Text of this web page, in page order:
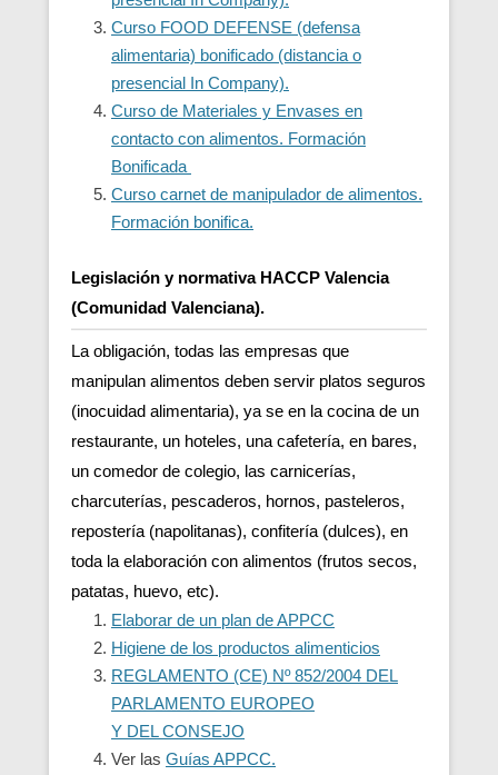
Curso FOOD DEFENSE (defensa
alimentaria) bonificado (distancia o
presencial In Company).
Curso de Materiales y Envases en
contacto con alimentos. Formación
Bonificada
Curso carnet de manipulador de alimentos.
Formación bonifica.
Legislación y normativa HACCP Valencia
(Comunidad Valenciana).
La obligación, todas las empresas que
manipulan alimentos deben servir platos seguros
(inocuidad alimentaria), ya se en la cocina de un
restaurante, un hoteles, una cafetería, en bares,
un comedor de colegio, las carnicerías,
charcuterías, pescaderos, hornos, pasteleros,
repostería (napolitanas), confitería (dulces), en
toda la elaboración con alimentos (frutos secos,
patatas, huevo, etc).
Elaborar de un plan de APPCC
Higiene de los productos alimenticios
REGLAMENTO (CE) Nº 852/2004 DEL
PARLAMENTO EUROPEO
Y DEL CONSEJO
Ver las Guías APPCC.